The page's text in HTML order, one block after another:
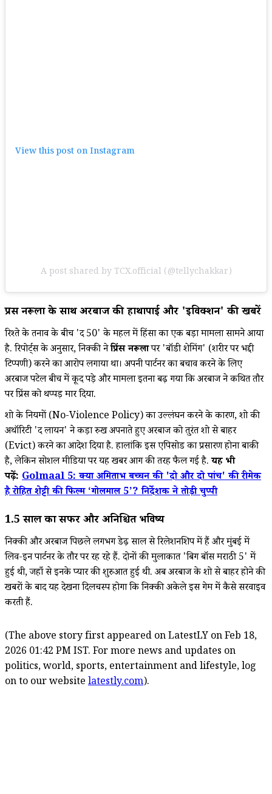
View this post on Instagram
A post shared by TCX.official (@tellychakkar)
प्रिंस नरूला के साथ अरबाज की हाथापाई और 'इविक्शन' की खबरें
रिश्ते के तनाव के बीच 'द 50' के महल में हिंसा का एक बड़ा मामला सामने आया
है. रिपोर्ट्स के अनुसार, निक्की नेप्रिंस नरूलापर 'बॉडी शेमिंग' (शरीर पर भद्दी
टिप्पणी) करने का आरोप लगाया था। अपनी पार्टनर का बचाव करने के लिए
अरबाज पटेल बीच में कूद पड़े और मामला इतना बढ़ गया कि अरबाज ने कथित तौर
पर प्रिंस को थप्पड़ मार दिया.
शो के नियमों (No-Violence Policy) का उल्लंघन करने के कारण, शो की
अथॉरिटी 'द लायन' ने कड़ा रुख अपनाते हुए अरबाज को तुरंत शो से बाहर
(Evict) करने का आदेश दिया है. हालांकि इस एपिसोड का प्रसारण होना बाकी
है, लेकिन सोशल मीडिया पर यह खबर आग की तरह फैल गई है.यह भी
पढ़ें: Golmaal 5: क्या अमिताभ बच्चन की 'दो और दो पांच' की रीमेक
है रोहित शेट्टी की फिल्म ‘गोलमाल 5’? निर्देशक ने तोड़ी चुप्पी
1.5 साल का सफर और अनिश्चित भविष्य
निक्की और अरबाज पिछले लगभग डेढ़ साल से रिलेशनशिप में हैं और मुंबई में
लिव-इन पार्टनर के तौर पर रह रहे हैं. दोनों की मुलाकात 'बिग बॉस मराठी 5' में
हुई थी, जहाँ से इनके प्यार की शुरुआत हुई थी. अब अरबाज के शो से बाहर होने की
खबरों के बाद यह देखना दिलचस्प होगा कि निक्की अकेले इस गेम में कैसे सरवाइव
करती हैं.
(The above story first appeared on LatestLY on Feb 18,
2026 01:42 PM IST. For more news and updates on
politics, world, sports, entertainment and lifestyle, log
on to our website latestly.com).